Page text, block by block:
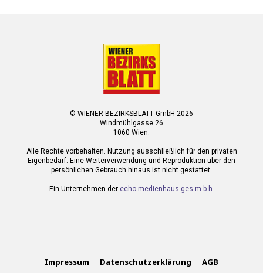
© WIENER BEZIRKSBLATT GmbH 2026
Windmühlgasse 26
1060 Wien.
Alle Rechte vorbehalten. Nutzung ausschließlich für den privaten
Eigenbedarf. Eine Weiterverwendung und Reproduktion über den
persönlichen Gebrauch hinaus ist nicht gestattet.
Ein Unternehmen der echo medienhaus ges.m.b.h.
Impressum Datenschutzerklärung AGB